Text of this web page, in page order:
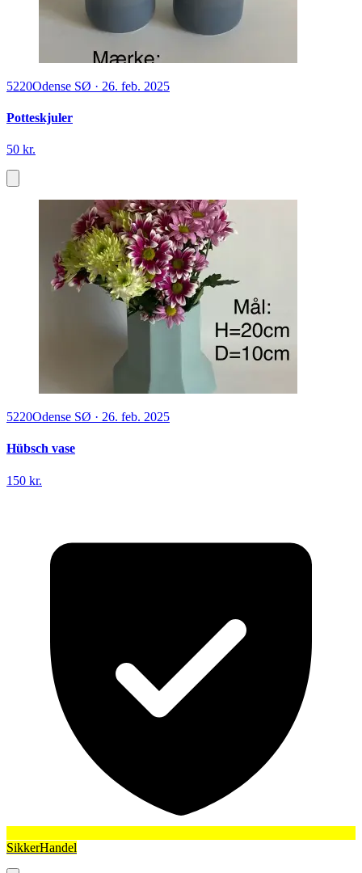
5220Odense SØ · 26. feb. 2025
Potteskjuler
50 kr.
5220Odense SØ · 26. feb. 2025
Hübsch vase
150 kr.
SikkerHandel